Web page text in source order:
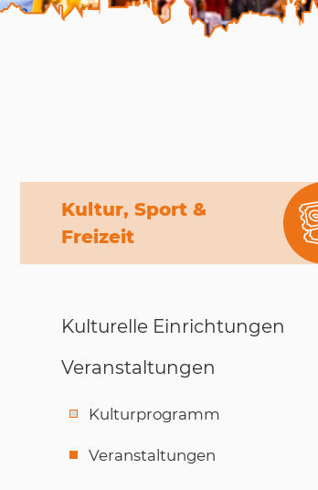
Kultur, Sport &
Freizeit
Kulturelle Einrichtungen
Veranstaltungen
Kulturprogramm
Veranstaltungen